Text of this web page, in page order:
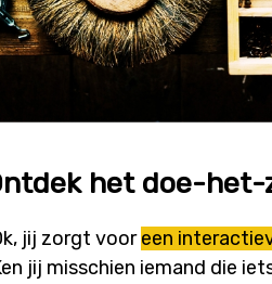
het doe-
jij zorgt vooreen
jij misschien iemand die